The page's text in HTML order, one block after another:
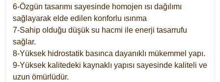
6-Özgün tasarımı sayesinde homojen ısı dağılımı
sağlayarak elde edilen konforlu ısınma
7-Sahip olduğu düşük su hacmi ile enerji tasarrufu
sağlar.
8-Yüksek hidrostatik basınca dayanıklı mükemmel yapı.
9-Yüksek kalitedeki kaynaklı yapısı sayesinde kaliteli ve
uzun ömürlüdür.